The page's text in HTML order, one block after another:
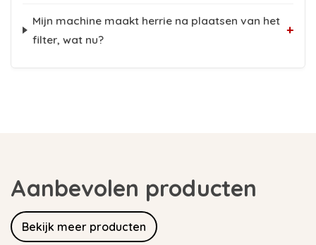
Mijn machine maakt herrie na plaatsen van het
filter, wat nu?
+
Aanbevolen producten
Bekijk meer producten